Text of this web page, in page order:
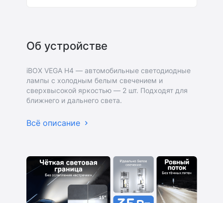
Об устройстве
iBOX VEGA H4 — автомобильные светодиодные
лампы с холодным белым свечением и
сверхвысокой яркостью — 2 шт. Подходят для
ближнего и дальнего света.
Всё описание